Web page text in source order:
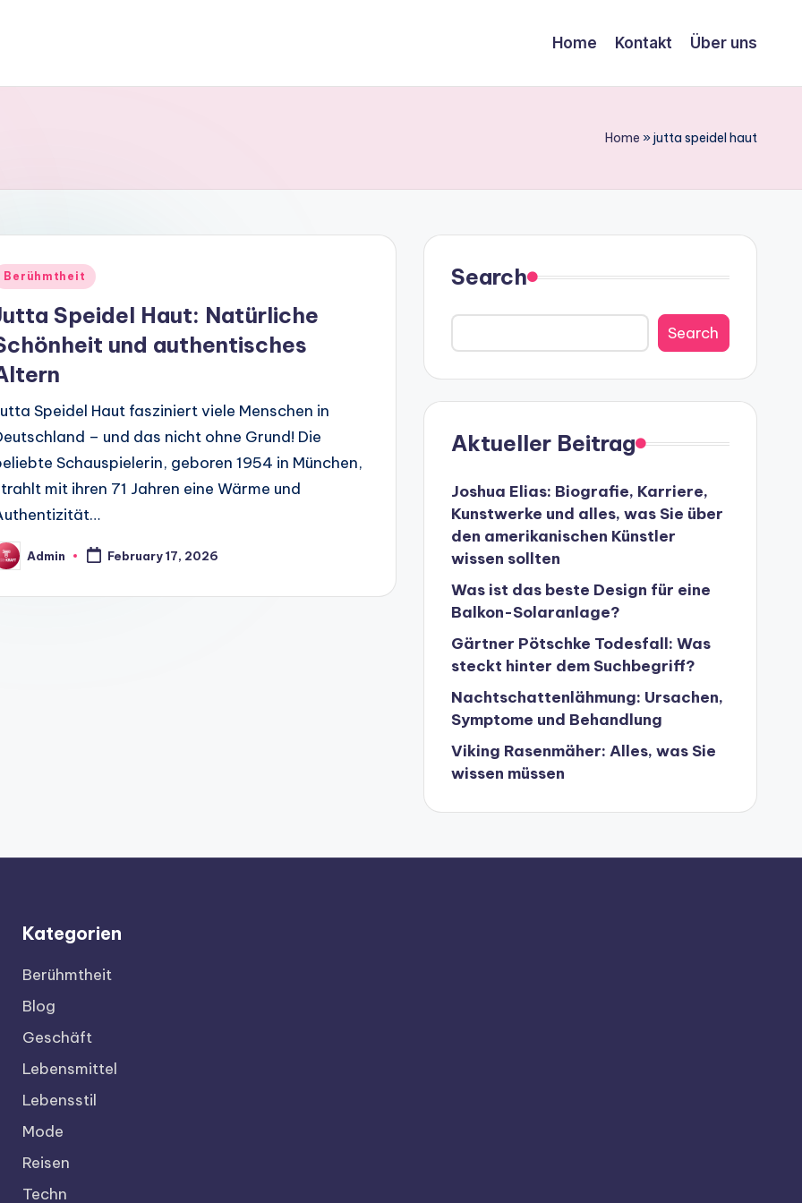
Home Kontakt Über uns
Home »jutta speidel haut
Berühmtheit
Speidel Haut: Natürliche
und authentisches
Speidel Haut fasziniert viele Menschen in
– und das nicht ohne Grund! Die
Schauspielerin, geboren 1954 in München,
mit ihren 71 Jahren eine Wärme und
Admin February 17, 2026
Search
Search
Aktueller Beitrag
Joshua Elias: Biografie, Karriere,
Kunstwerke und alles, was Sie über
den amerikanischen Künstler
wissen sollten
Was ist das beste Design für eine
Balkon-Solaranlage?
Gärtner Pötschke Todesfall: Was
steckt hinter dem Suchbegriff?
Nachtschattenlähmung: Ursachen,
Symptome und Behandlung
Viking Rasenmäher: Alles, was Sie
wissen müssen
Kategorien
Berühmtheit
Blog
Geschäft
Lebensmittel
Lebensstil
Mode
Reisen
Techn